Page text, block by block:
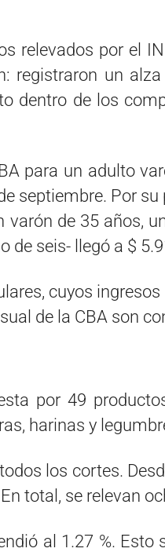
relevados por el
registraron un
dentro de los
para un adulto
septiembre. Por
varón de 35 años,
de seis- llegó a $
cuyos
de la CBA son
por 49
harinas y
los cortes.
total, se relevan
al 1.27 %.